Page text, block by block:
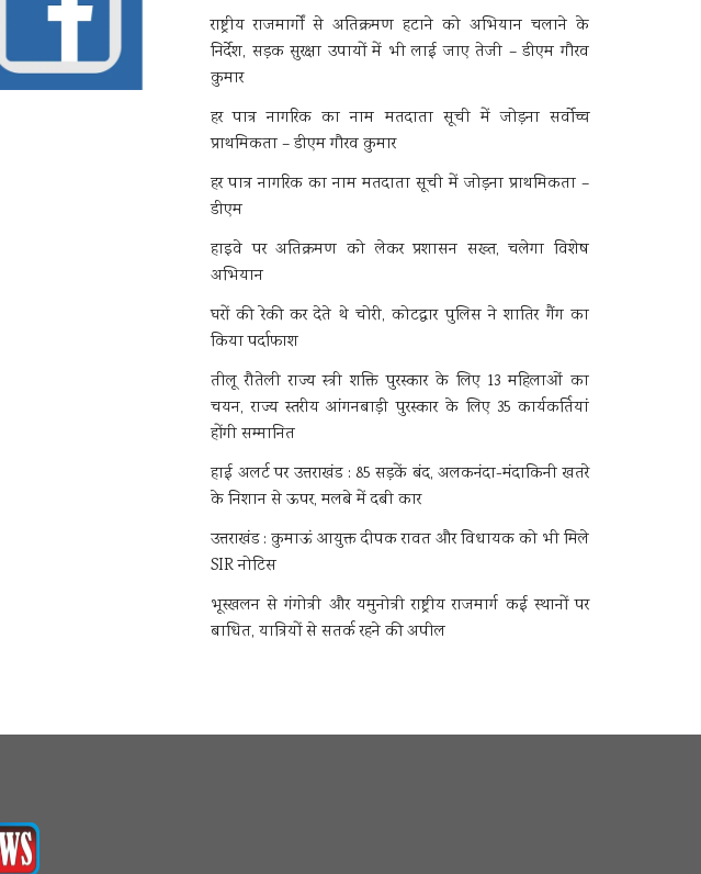
राष्ट्रीय राजमार्गों से अतिक्रमण हटाने को अभियान चलाने के
निर्देश, सड़क सुरक्षा उपायों में भी लाई जाए तेजी – डीएम गौरव
कुमार
हर पात्र नागरिक का नाम मतदाता सूची में जोड़ना सर्वोच्च
प्राथमिकता – डीएम गौरव कुमार
हर पात्र नागरिक का नाम मतदाता सूची में जोड़ना प्राथमिकता –
डीएम
हाइवे पर अतिक्रमण को लेकर प्रशासन सख्त, चलेगा विशेष
अभियान
घरों की रेकी कर देते थे चोरी, कोटद्वार पुलिस ने शातिर गैंग का
किया पर्दाफाश
तीलू रौतेली राज्य स्त्री शक्ति पुरस्कार के लिए 13 महिलाओं का
चयन, राज्य स्तरीय आंगनबाड़ी पुरस्कार के लिए 35 कार्यकर्तियां
होंगी सम्मानित
हाई अलर्ट पर उत्तराखंड : 85 सड़कें बंद, अलकनंदा-मंदाकिनी खतरे
के निशान से ऊपर, मलबे में दबी कार
उत्तराखंड : कुमाऊं आयुक्त दीपक रावत और विधायक को भी मिले
SIR नोटिस
भूस्खलन से गंगोत्री और यमुनोत्री राष्ट्रीय राजमार्ग कई स्थानों पर
बाधित, यात्रियों से सतर्क रहने की अपील